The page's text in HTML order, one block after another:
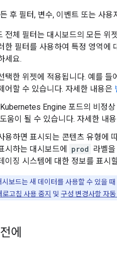
후 필터, 변수, 이벤트 또는 사
전체 필터는 대시보드의 모든 위
한 필터를 사용하여 특정 영역에
세요.
택한 위젯에 적용됩니다. 예를
어할 수 있습니다. 자세한 내용은
Engine 포드의 비정상
움이 될 수 있습니다. 자세한 내
용하면 표시되는 콘텐츠 유형에
시하는 대시보드에
prod 라벨
이징 시스템에 대한 정보를 표시
시보드는 새 데이터를 사용할 수 있을
로고침 사용 중지 및 구성 변경사항 자동
에